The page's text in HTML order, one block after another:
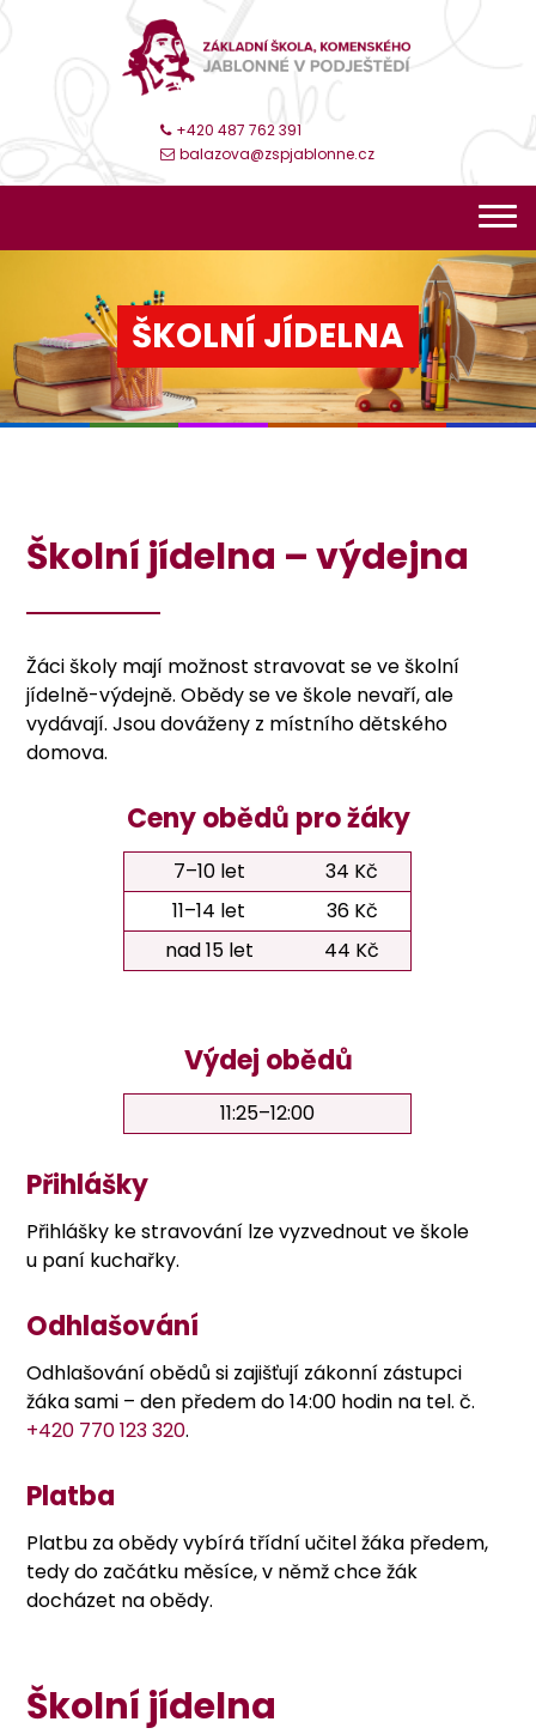
+420 487 762 391
balazova@zspjablonne.cz
ŠKOLNÍ JÍDELNA
Školní jídelna – výdejna
Žáci školy mají možnost stravovat se ve školní
jídelně-výdejně. Obědy se ve škole nevaří, ale
vydávají. Jsou dováženy z místního dětského
domova.
Ceny obědů pro žáky
7–10 let
34 Kč
11–14 let
36 Kč
nad 15 let
44 Kč
Výdej obědů
11:25–12:00
Přihlášky
Přihlášky ke stravování lze vyzvednout ve škole
u paní kuchařky.
Odhlašování
Odhlašování obědů si zajišťují zákonní zástupci
žáka sami – den předem do 14:00 hodin na tel. č.
+420 770 123 320.
Platba
Platbu za obědy vybírá třídní učitel žáka předem,
tedy do začátku měsíce, v němž chce žák
docházet na obědy.
Školní jídelna